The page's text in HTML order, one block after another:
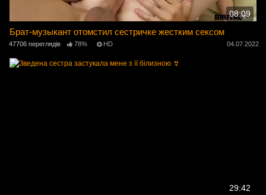
08:09
Брат-музыкант отомстил сестричке жестким сексом
47706 переглядів 78% HD 04.07.2022
29:42